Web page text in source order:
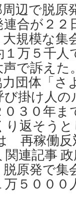
辺で脱原
連合が２
規模な集
万５千
声で訴え
団体「さ
び掛け人
３０年
り返そう
再稼働
関連記事
原発で集
５００